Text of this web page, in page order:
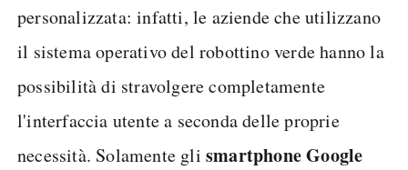
personalizzata: infatti, le aziende che utilizzano
il sistema operativo del robottino verde hanno la
possibilità di stravolgere completamente
l'interfaccia utente a seconda delle proprie
necessità. Solamente gli smartphone Google